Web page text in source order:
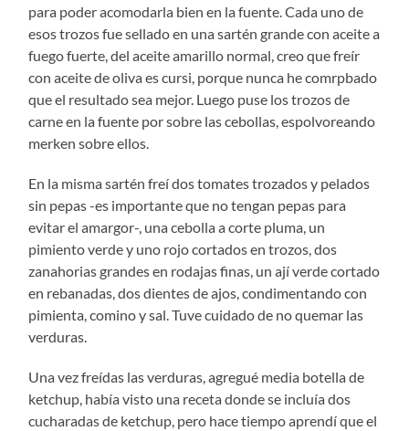
para poder acomodarla bien en la fuente. Cada uno de
esos trozos fue sellado en una sartén grande con aceite a
fuego fuerte, del aceite amarillo normal, creo que freír
con aceite de oliva es cursi, porque nunca he comrpbado
que el resultado sea mejor. Luego puse los trozos de
carne en la fuente por sobre las cebollas, espolvoreando
merken sobre ellos.
En la misma sartén freí dos tomates trozados y pelados
sin pepas -es importante que no tengan pepas para
evitar el amargor-, una cebolla a corte pluma, un
pimiento verde y uno rojo cortados en trozos, dos
zanahorias grandes en rodajas finas, un ají verde cortado
en rebanadas, dos dientes de ajos, condimentando con
pimienta, comino y sal. Tuve cuidado de no quemar las
verduras.
Una vez freídas las verduras, agregué media botella de
ketchup, había visto una receta donde se incluía dos
cucharadas de ketchup, pero hace tiempo aprendí que el